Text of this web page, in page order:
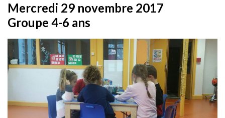
Mercredi 29 novembre 2017
Groupe 4-6 ans